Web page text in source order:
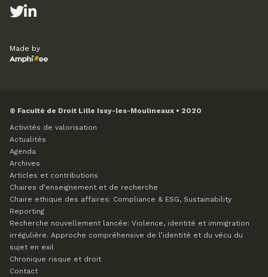
Made by
© Faculté de Droit Lille Issy-les-Moulineaux • 2020
Activités de valorisation
Actualités
Agenda
Archives
Articles et contributions
Chaires d’enseignement et de recherche
Chaire ethique des affaires: Compliance & ESG, Sustainability
Reporting
Recherche nouvellement lancée: Violence, identité et immigration
irrégulière. Approche compréhensive de l’identité et du vécu du
sujet en exil
Chronique risque et droit
Contact